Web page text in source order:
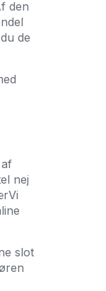
den
de
nej